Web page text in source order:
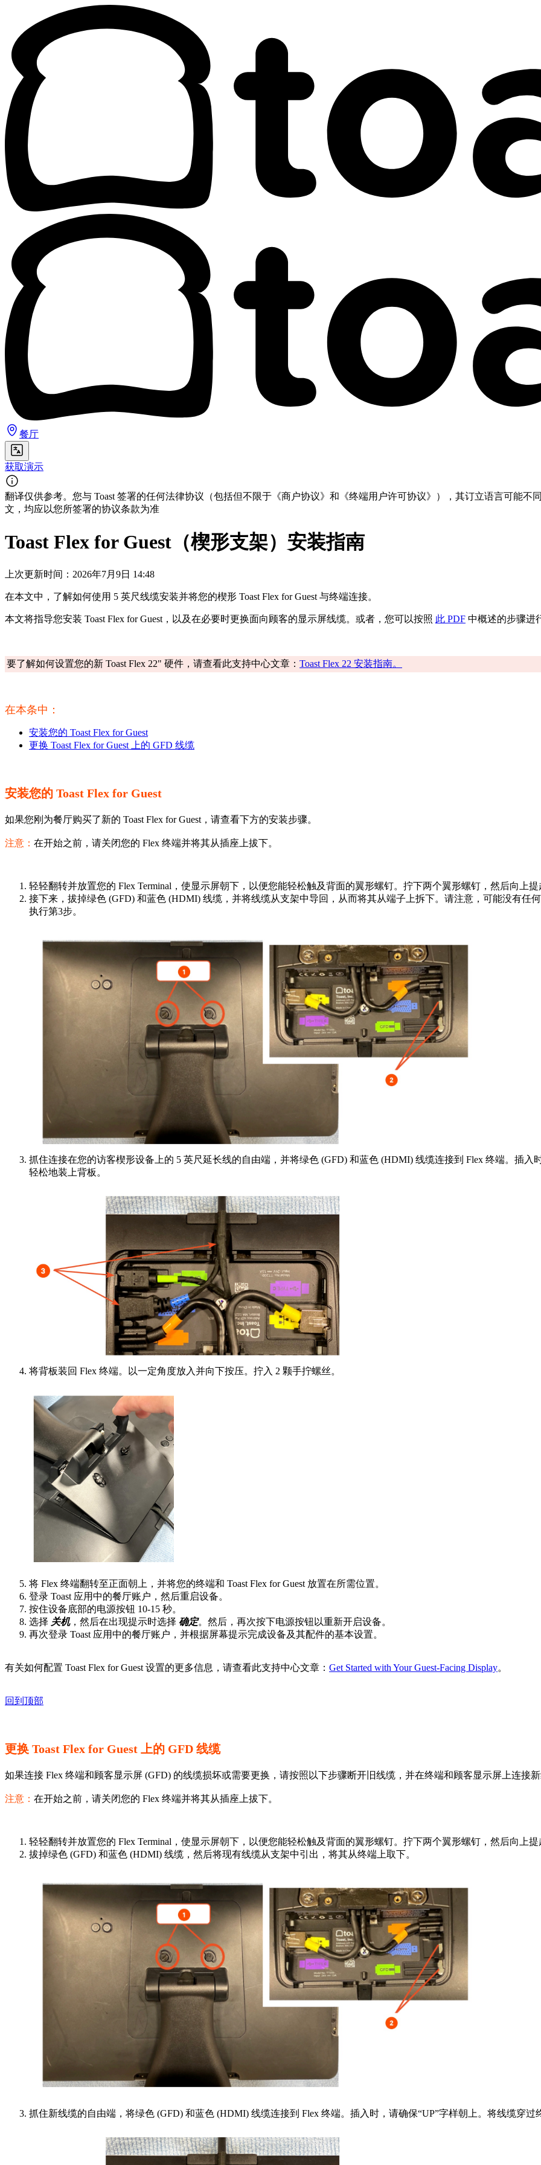
餐厅
获取演示
翻译仅供参考。您与 Toast 签署的任何法律协议（包括但不限于《商户协议》和《终端用户许可协议》），其订立语言可能
文，均应以您所签署的协议条款为准
Toast Flex for Guest（楔形支架）安装指南
上次更新时间：2026年7月9日 14:48
在本文中，了解如何使用 5 英尺线缆安装并将您的楔形 Toast Flex for Guest 与终端连接。
本文将指导您安装 Toast Flex for Guest，以及在必要时更换面向顾客的显示屏线缆。或者，您可以按照 此 PDF 中概述的步骤进
要了解如何设置您的新 Toast Flex 22" 硬件，请查看此支持中心文章： Toast Flex 22 安装指南。
在本条中：
安装您的 Toast Flex for Guest
更换 Toast Flex for Guest 上的 GFD 线缆
安装您的 Toast Flex for Guest
如果您刚为餐厅购买了新的 Toast Flex for Guest，请查看下方的安装步骤。
注意： 在开始之前，请关闭您的 Flex 终端并将其从插座上拔下。
轻轻翻转并放置您的 Flex Terminal，使显示屏朝下，以便您能轻松触及背面的翼形螺钉。拧下两个翼形螺钉，然后向上
接下来，拔掉绿色 (GFD) 和蓝色 (HDMI) 线缆，并将线缆从支架中导回，从而将其从端子上拆下。请注意，可能没有任
执行第3步。
抓住连接在您的访客楔形设备上的 5 英尺延长线的自由端，并将绿色 (GFD) 和蓝色 (HDMI) 线缆连接到 Flex 终端。插
轻松地装上背板。
将背板装回 Flex 终端。以一定角度放入并向下按压。拧入 2 颗手拧螺丝。
将 Flex 终端翻转至正面朝上，并将您的终端和 Toast Flex for Guest 放置在所需位置。
登录 Toast 应用中的餐厅账户，然后重启设备。
按住设备底部的电源按钮 10-15 秒。
选择 关机，然后在出现提示时选择 确定。然后，再次按下电源按钮以重新开启设备。
再次登录 Toast 应用中的餐厅账户，并根据屏幕提示完成设备及其配件的基本设置。
有关如何配置 Toast Flex for Guest 设置的更多信息，请查看此支持中心文章： Get Started with Your Guest-Facing Display。
回到顶部
更换 Toast Flex for Guest 上的 GFD 线缆
如果连接 Flex 终端和顾客显示屏 (GFD) 的线缆损坏或需要更换，请按照以下步骤断开旧线缆，并在终端和顾客显示屏上连接
注意： 在开始之前，请关闭您的 Flex 终端并将其从插座上拔下。
轻轻翻转并放置您的 Flex Terminal，使显示屏朝下，以便您能轻松触及背面的翼形螺钉。拧下两个翼形螺钉，然后向上
拔掉绿色 (GFD) 和蓝色 (HDMI) 线缆，然后将现有线缆从支架中引出，将其从终端上取下。
抓住新线缆的自由端，将绿色 (GFD) 和蓝色 (HDMI) 线缆连接到 Flex 终端。插入时，请确保“UP”字样朝上。将线缆穿